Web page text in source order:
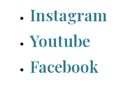
Instagram
Youtube
Facebook